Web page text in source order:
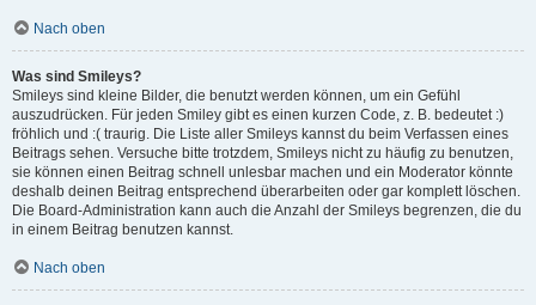
Nach oben
Was sind Smileys?
Smileys sind kleine Bilder, die benutzt werden können, um ein Gefühl
auszudrücken. Für jeden Smiley gibt es einen kurzen Code, z. B. bedeutet :)
fröhlich und :( traurig. Die Liste aller Smileys kannst du beim Verfassen eines
Beitrags sehen. Versuche bitte trotzdem, Smileys nicht zu häufig zu benutzen,
sie können einen Beitrag schnell unlesbar machen und ein Moderator könnte
deshalb deinen Beitrag entsprechend überarbeiten oder gar komplett löschen.
Die Board-Administration kann auch die Anzahl der Smileys begrenzen, die du
in einem Beitrag benutzen kannst.
Nach oben